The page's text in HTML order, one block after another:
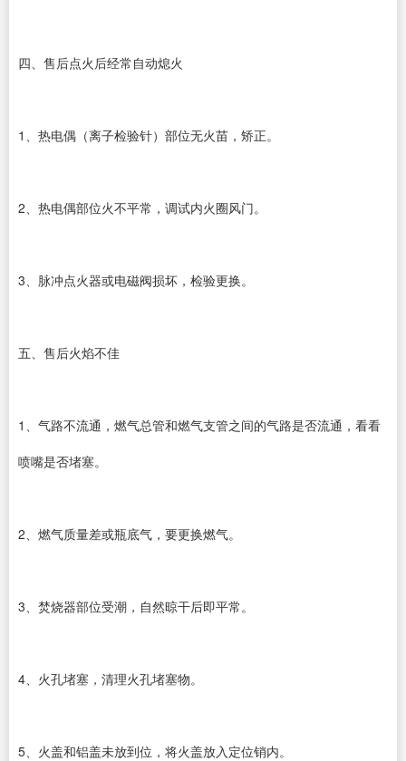
四、售后点火后经常自动熄火
1、热电偶（离子检验针）部位无火苗，矫正。
2、热电偶部位火不平常，调试内火圈风门。
3、脉冲点火器或电磁阀损坏，检验更换。
五、售后火焰不佳
1、气路不流通，燃气总管和燃气支管之间的气路是否流通，看看
喷嘴是否堵塞。
2、燃气质量差或瓶底气，要更换燃气。
3、焚烧器部位受潮，自然晾干后即平常。
4、火孔堵塞，清理火孔堵塞物。
5、火盖和铝盖未放到位，将火盖放入定位销内。